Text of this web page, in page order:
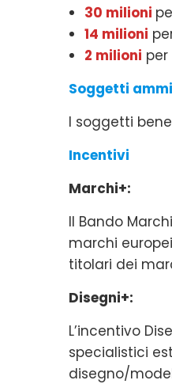
30 milioni
14 milioni
2 milioni per
Soggetti
I soggetti
Incentivi
Marchi+:
Il Bando
marchi
titolari dei
Disegni+:
L’incentivo
specialistici
disegno/